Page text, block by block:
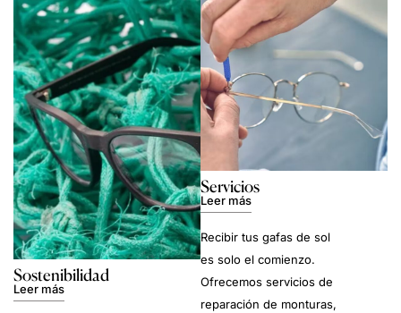
Sostenibilidad
Leer más
Servicios
Leer más
Recibir tus gafas de sol
es solo el comienzo.
Ofrecemos servicios de
reparación de monturas,